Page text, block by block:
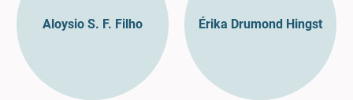
Aloysio S. F. Filho Érika Drumond Hingst